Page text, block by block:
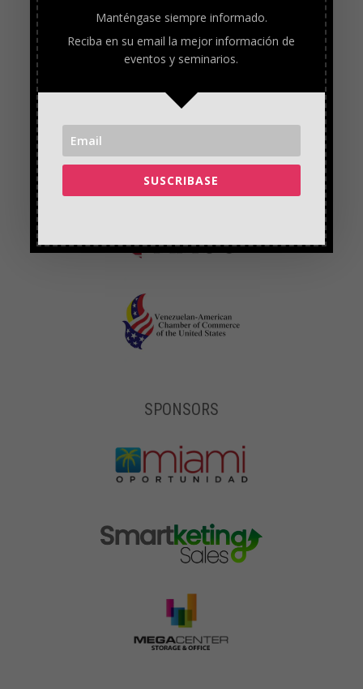
SPONSORS
Manténgase siempre informado.
Reciba en su email la mejor información de
eventos y seminarios.
SUSCRIBASE